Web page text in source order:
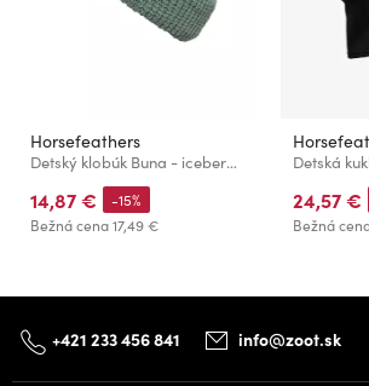
Horsefeathers
Detský klobúk Buna - iceberg green
14,87 €
Bežná cena17,49 €
-15% 24,57 €
Bežná
+421 233 456 841 info@zoot.sk